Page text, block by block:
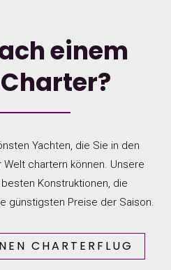
einem
Yachten, die Sie in den
chartern können. Unsere
Konstruktionen, die
günstigsten Preise der Saison.
CHARTERFLUG